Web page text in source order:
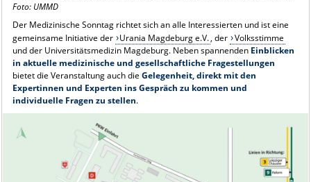
Foto: UMMD
Der Medizinische Sonntag richtet sich an alle Interessierten und ist eine
gemeinsame Initiative der Urania Magdeburg e.V., der Volksstimme
und der Universitätsmedizin Magdeburg. Neben spannenden Einblicken
in aktuelle medizinische und gesellschaftliche Fragestellungen
bietet die Veranstaltung auch die Gelegenheit, direkt mit den
Expertinnen und Experten ins Gespräch zu kommen und
individuelle Fragen zu stellen.